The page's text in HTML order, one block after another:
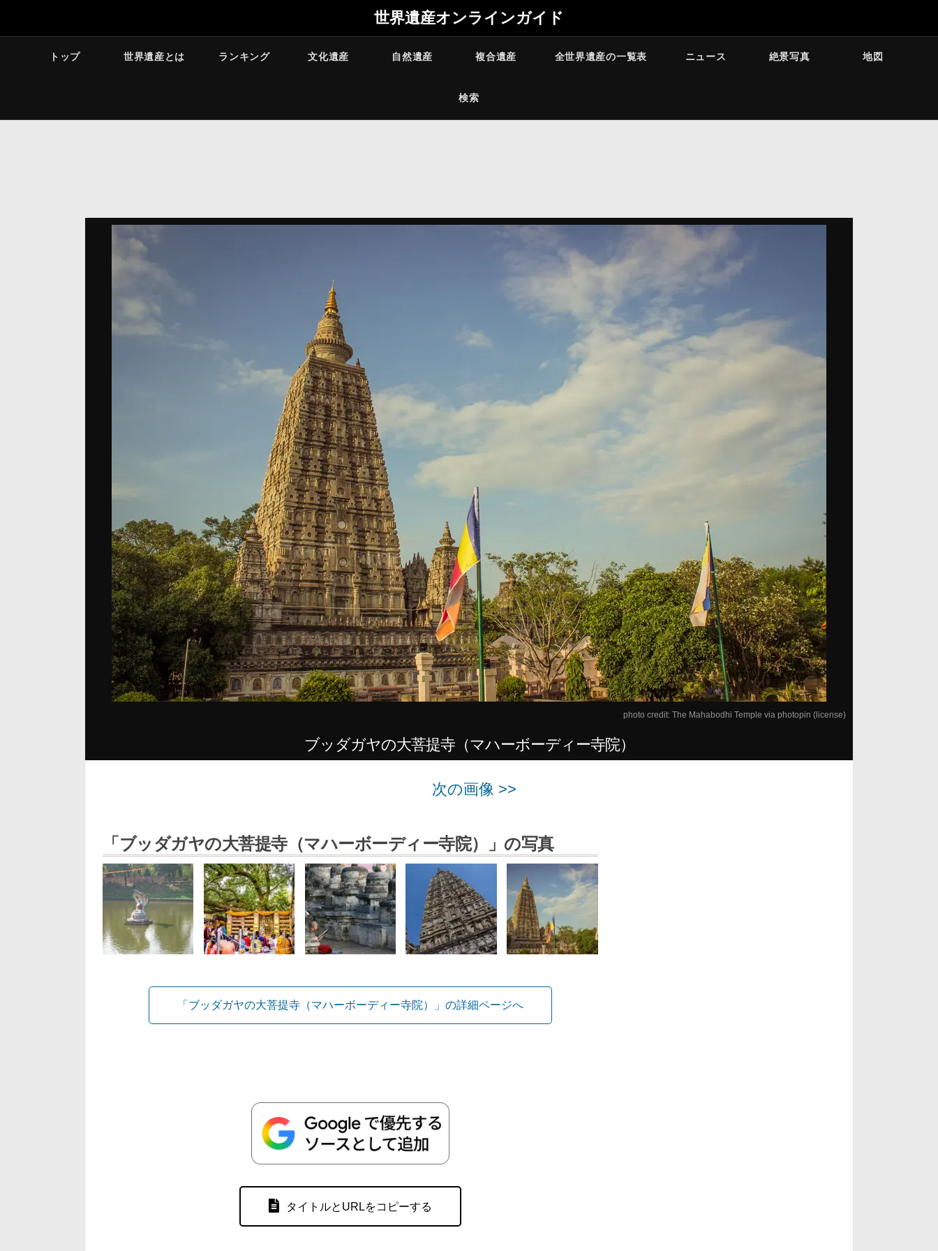
世界遺産オンラインガイド
トップ 世界遺産とは ランキング 文化遺産 自然遺産 複合遺産 全世界遺産の一覧表 ニュース 絶景写真 地図
検索
photo credit: The Mahabodhi Temple via photopin (license)
ブッダガヤの大菩提寺（マハーボーディー寺院）
次の画像 >>
「ブッダガヤの大菩提寺（マハーボーディー寺院）」の写真
「ブッダガヤの大菩提寺（マハーボーディー寺院）」の詳細ページへ
タイトルとURLをコピーする